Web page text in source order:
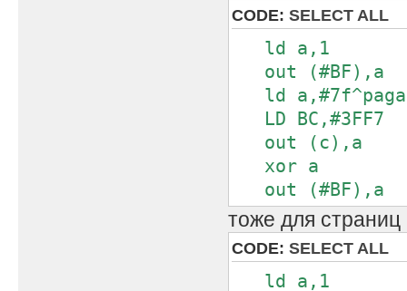
CODE: SELECT ALL
ld a,1
out (#BF),a
ld a,#7f^paga
LD BC,#3FF7
out (c),a
xor a
out (#BF),a
тоже для страниц
CODE: SELECT ALL
ld a,1